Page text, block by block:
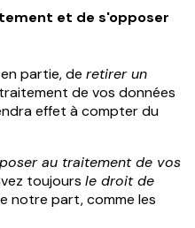
et de s'opposer
partie, de retirer un
de vos données
effet à compter du
au traitement de vos
toujours le droit de
notre part, comme les